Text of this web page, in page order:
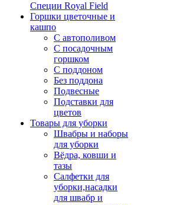
Специи Royal Field
Горшки цветочные и
кашпо
С автополивом
С посадочным
горшком
С поддоном
Без поддона
Подвесные
Подставки для
цветов
Товары для уборки
Швабры и наборы
для уборки
Вёдра, ковши и
тазы
Салфетки для
уборки,насадки
для швабр и